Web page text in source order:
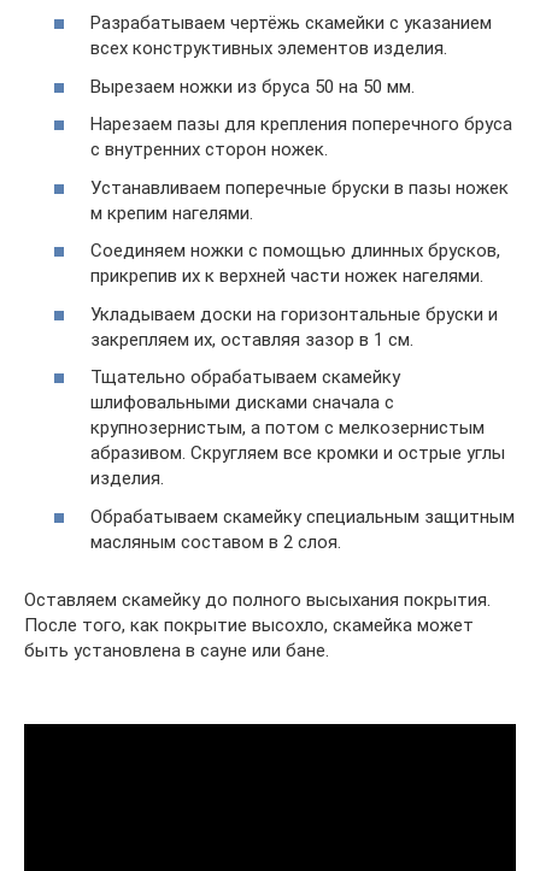
Разрабатываем чертёжь скамейки с указанием
всех конструктивных элементов изделия.
Вырезаем ножки из бруса 50 на 50 мм.
Нарезаем пазы для крепления поперечного бруса
с внутренних сторон ножек.
Устанавливаем поперечные бруски в пазы ножек
м крепим нагелями.
Соединяем ножки с помощью длинных брусков,
прикрепив их к верхней части ножек нагелями.
Укладываем доски на горизонтальные бруски и
закрепляем их, оставляя зазор в 1 см.
Тщательно обрабатываем скамейку
шлифовальными дисками сначала с
крупнозернистым, а потом с мелкозернистым
абразивом. Скругляем все кромки и острые углы
изделия.
Обрабатываем скамейку специальным защитным
масляным составом в 2 слоя.
Оставляем скамейку до полного высыхания покрытия.
После того, как покрытие высохло, скамейка может
быть установлена в сауне или бане.